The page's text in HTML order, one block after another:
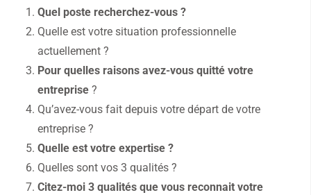
Quel poste recherchez-vous ?
Quelle est votre situation professionnelle
actuellement ?
Pour quelles raisons avez-vous quitté votre
entreprise ?
Qu’avez-vous fait depuis votre départ de votre
entreprise ?
Quelle est votre expertise ?
Quelles sont vos 3 qualités ?
Citez-moi 3 qualités que vous reconnait votre